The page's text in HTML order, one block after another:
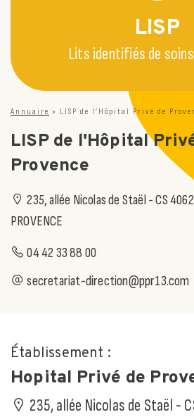
LISP
Lits identifiés de
Annuaire » LISP de l’Hôpital Privé de
LISP de l'Hôpital
Provence
235, allée Nicolas de Staël - CS
PROVENCE
04 42 33 88 00
secretariat-direction@ppr13.com
Établissement :
Hopital Privé de
235, allée Nicolas de Staël -